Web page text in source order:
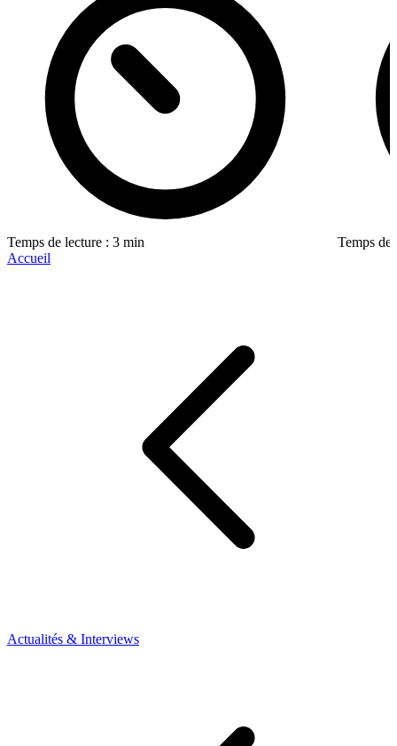
Temps de lecture : 3 min
Temps de
Accueil
Actualités & Interviews